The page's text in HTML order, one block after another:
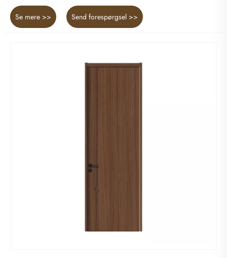
Se mere >> Send forespørgsel >>